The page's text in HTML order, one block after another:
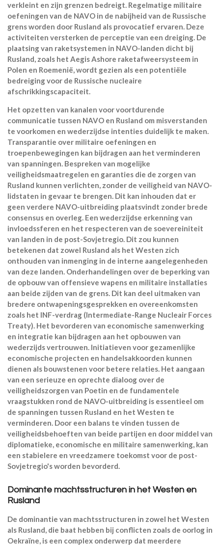
verkleint en zijn grenzen bedreigt. Regelmatige militaire
oefeningen van de NAVO in de nabijheid van de Russische
grens worden door Rusland als provocatief ervaren. Deze
activiteiten versterken de perceptie van een dreiging. De
plaatsing van raketsystemen in NAVO-landen dicht bij
Rusland, zoals het Aegis Ashore raketafweersysteem in
Polen en Roemenië, wordt gezien als een potentiële
bedreiging voor de Russische nucleaire
afschrikkingscapaciteit.
Het opzetten van kanalen voor voortdurende
communicatie tussen NAVO en Rusland om misverstanden
te voorkomen en wederzijdse intenties duidelijk te maken.
Transparantie over militaire oefeningen en
troepenbewegingen kan bijdragen aan het verminderen
van spanningen. Bespreken van mogelijke
veiligheidsmaatregelen en garanties die de zorgen van
Rusland kunnen verlichten, zonder de veiligheid van NAVO-
lidstaten in gevaar te brengen. Dit kan inhouden dat er
geen verdere NAVO-uitbreiding plaatsvindt zonder brede
consensus en overleg. Een wederzijdse erkenning van
invloedssferen en het respecteren van de soevereiniteit
van landen in de post-Sovjetregio. Dit zou kunnen
betekenen dat zowel Rusland als het Westen zich
onthouden van inmenging in de interne aangelegenheden
van deze landen. Onderhandelingen over de beperking van
de opbouw van offensieve wapens en militaire installaties
aan beide zijden van de grens. Dit kan deel uitmaken van
bredere ontwapeningsgesprekken en overeenkomsten
zoals het INF-verdrag (Intermediate-Range Nucleair Forces
Treaty). Het bevorderen van economische samenwerking
en integratie kan bijdragen aan het opbouwen van
wederzijds vertrouwen. Initiatieven voor gezamenlijke
economische projecten en handelsakkoorden kunnen
dienen als bouwstenen voor betere relaties. Het aangaan
van een serieuze en oprechte dialoog over de
veiligheidszorgen van Poetin en de fundamentele
vraagstukken rond de NAVO-uitbreiding is essentieel om
de spanningen tussen Rusland en het Westen te
verminderen. Door een balans te vinden tussen de
veiligheidsbehoeften van beide partijen en door middel van
diplomatieke, economische en militaire samenwerking, kan
een stabielere en vreedzamere toekomst voor de post-
Sovjetregio's worden bevorderd.
Dominante machtsstructuren in het Westen en
Rusland
De dominantie van machtsstructuren in zowel het Westen
als Rusland, die baat hebben bij conflicten zoals de oorlog in
Oekraïne, is een complex onderwerp dat meerdere